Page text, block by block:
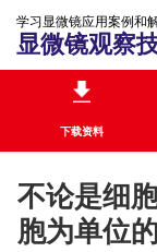
学习显微镜应用案例和
显微镜观察
下载资料
不论是细
胞为单位